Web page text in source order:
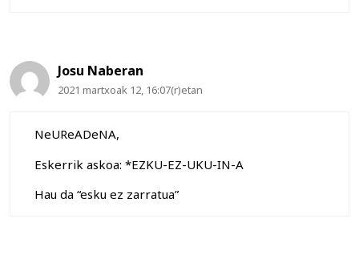
Josu Naberan
2021 martxoak 12, 16:07(r)etan
NeUReADeNA,
Eskerrik askoa: *EZKU-EZ-UKU-IN-A
Hau da “esku ez zarratua”